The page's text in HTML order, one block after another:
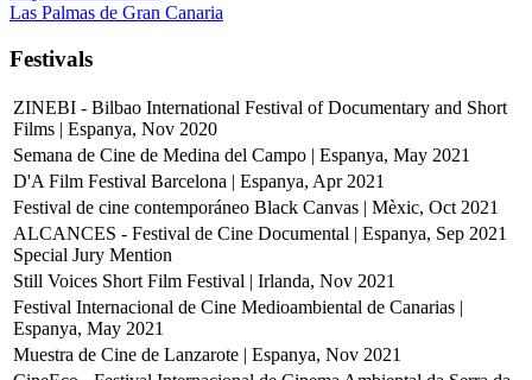
Las Palmas de Gran Canaria
Festivals
ZINEBI - Bilbao International Festival of Documentary and Short
Films | Espanya, Nov 2020
Semana de Cine de Medina del Campo | Espanya, May 2021
D'A Film Festival Barcelona | Espanya, Apr 2021
Festival de cine contemporáneo Black Canvas | Mèxic, Oct 2021
ALCANCES - Festival de Cine Documental | Espanya, Sep 2021
Special Jury Mention
Still Voices Short Film Festival | Irlanda, Nov 2021
Festival Internacional de Cine Medioambiental de Canarias |
Espanya, May 2021
Muestra de Cine de Lanzarote | Espanya, Nov 2021